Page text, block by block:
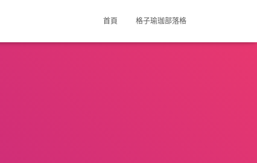
首頁 格子瑜珈部落格